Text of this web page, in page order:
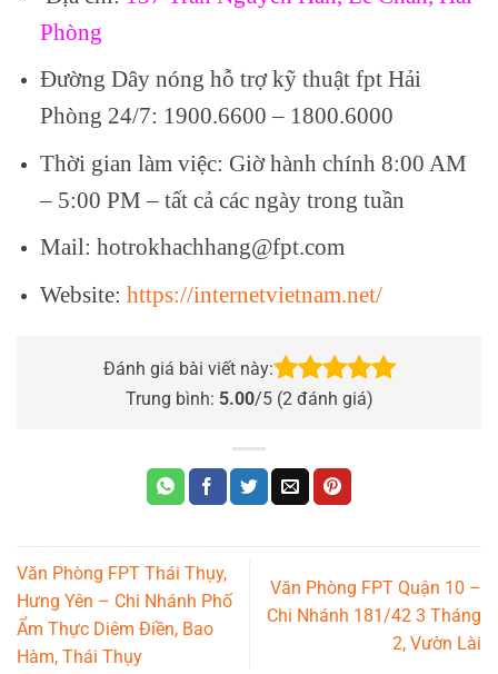
Phòng
Đường Dây nóng hỗ trợ kỹ thuật fpt Hải
Phòng 24/7: 1900.6600 – 1800.6000
Thời gian làm việc: Giờ hành chính 8:00 AM
– 5:00 PM – tất cả các ngày trong tuần
Mail: hotrokhachhang@fpt.com
Website: https://internetvietnam.net/
Đánh giá bài viết này:
Trung bình: 5.00/5 (2 đánh giá)
Văn Phòng FPT Thái Thụy,
Hưng Yên – Chi Nhánh Phố
Ẩm Thực Diêm Điền, Bao
Hàm, Thái Thụy
Văn Phòng FPT Quận 10 –
Chi Nhánh 181/42 3 Tháng
2, Vườn Lài